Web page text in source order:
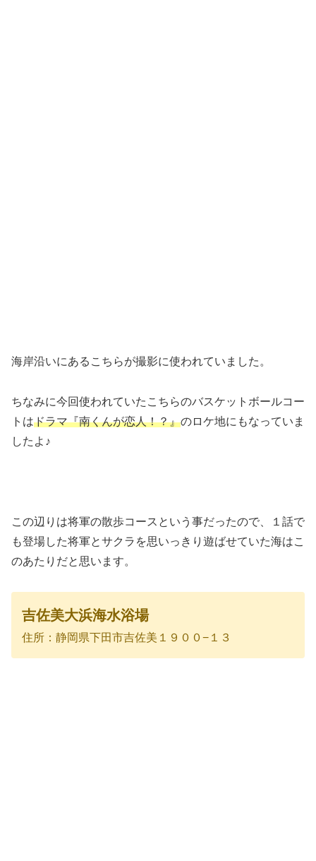
海岸沿いにあるこちらが撮影に使われていました。
ちなみに今回使われていたこちらのバスケットボールコー
トはドラマ『南くんが恋人！？』のロケ地にもなっていま
したよ♪
この辺りは将軍の散歩コースという事だったので、１話で
も登場した将軍とサクラを思いっきり遊ばせていた海はこ
のあたりだと思います。
吉佐美大浜海水浴場
住所：静岡県下田市吉佐美１９００−１３